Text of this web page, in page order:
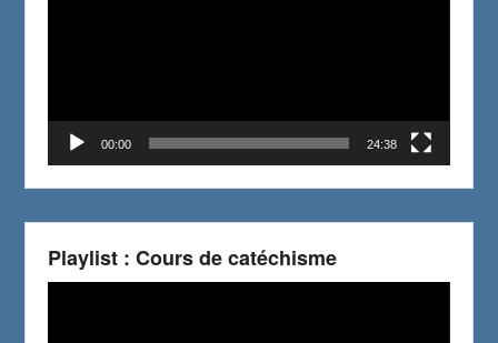
00:00 24:38
Playlist : Cours de catéchisme